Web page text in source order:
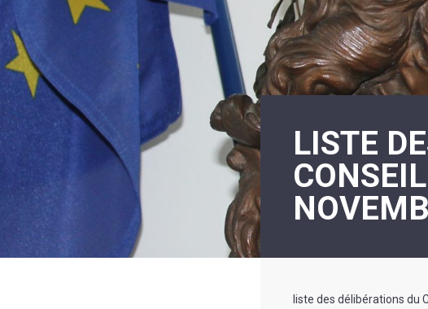
SUZE
20ÈME
SIÈCLE
CARTES
D'IDENTITÉ-
PASSEPORTS
CMJ
RÉUNIONS
DU
CONSEIL
MUNICIPAL
ARRÊTÉS
DÉCISIONS
DU
MAIRE
MOT
DE
LA
MINORITÉ
LE
SCOLAIRE
LES
ÉCOLES
LE
COLLÈGE
11
-
18
ANS
:
ASSOCIATION
LA
COULÉE
DOUCE
LISTE
liste des délibérations du